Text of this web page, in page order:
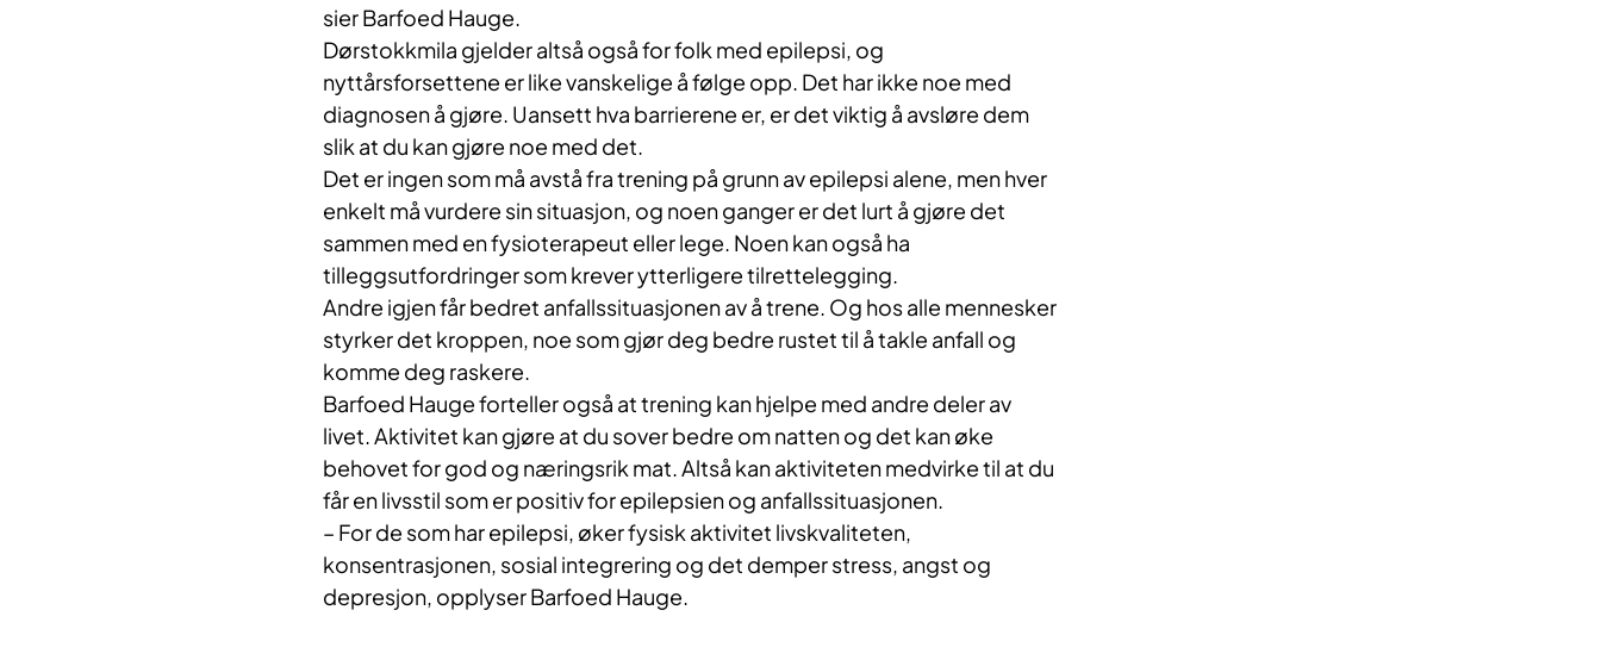
sier Barfoed Hauge.
Dørstokkmila gjelder altså også for folk med epilepsi, og
nyttårsforsettene er like vanskelige å følge opp. Det har ikke noe med
diagnosen å gjøre. Uansett hva barrierene er, er det viktig å avsløre dem
slik at du kan gjøre noe med det.
Det er ingen som må avstå fra trening på grunn av epilepsi alene, men hver
enkelt må vurdere sin situasjon, og noen ganger er det lurt å gjøre det
sammen med en fysioterapeut eller lege. Noen kan også ha
tilleggsutfordringer som krever ytterligere tilrettelegging.
Andre igjen får bedret anfallssituasjonen av å trene. Og hos alle mennesker
styrker det kroppen, noe som gjør deg bedre rustet til å takle anfall og
komme deg raskere.
Barfoed Hauge forteller også at trening kan hjelpe med andre deler av
livet. Aktivitet kan gjøre at du sover bedre om natten og det kan øke
behovet for god og næringsrik mat. Altså kan aktiviteten medvirke til at du
får en livsstil som er positiv for epilepsien og anfallssituasjonen.
– For de som har epilepsi, øker fysisk aktivitet livskvaliteten,
konsentrasjonen, sosial integrering og det demper stress, angst og
depresjon, opplyser Barfoed Hauge.